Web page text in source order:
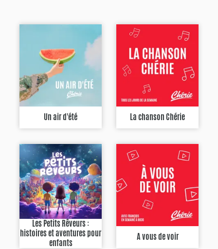
Un air d'été La chanson Chérie
Les Petits Rêveurs :
histoires et aventures pour
enfants
A vous de voir